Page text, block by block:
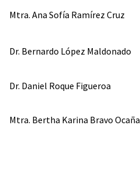
Mtra. Ana Sofía Ramírez Cruz
Dr. Bernardo López Maldonado
Dr. Daniel Roque Figueroa
Mtra. Bertha Karina Bravo Ocaña